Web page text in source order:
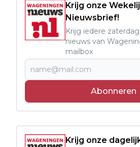
Krijg onze
Nieuwsbrief!
Krijg iedere
nieuws van
mailbox
Abonneren
Krijg onze